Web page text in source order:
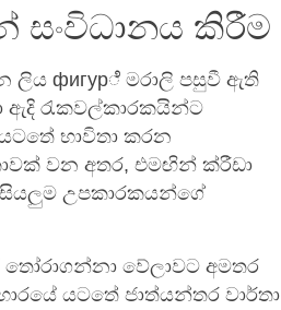
සංවිධානය කිරීම
ලිය фигурೆ මරාලි පසුවී ඇති
ඇදි රැකවල්කාරකයින්ට
භාවිතා කරන
වන අතර, එමඟින් ක්රීඩා
උපකාරකයන්ගේ
වේලාවට අමතර
යටතේ ජාත්යන්තර වාර්තා